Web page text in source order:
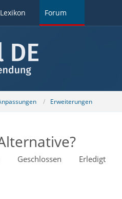
Forum
Erweiterungen
Geschlossen Erledigt